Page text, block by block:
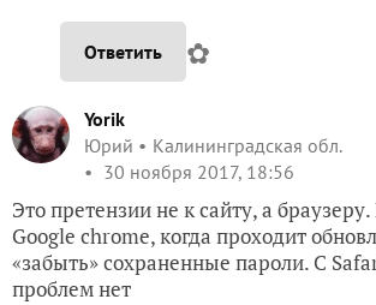
Ответить ✿
Yorik
Юрий
Калининградская обл.
30 ноября 2017, 18:56
Это претензии не к сайту, а
Google chrome, когда проходит
«забыть» сохраненные пароли. С
проблем нет